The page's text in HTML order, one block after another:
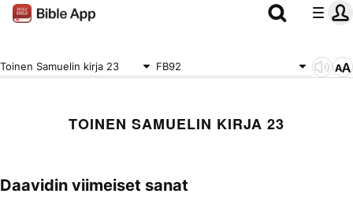
Toinen Samuelin kirja 23 FB92
TOINEN SAMUELIN KIRJA 23
Daavidin viimeiset sanat